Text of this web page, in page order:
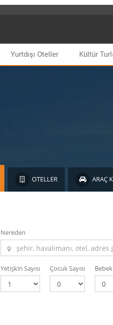
Yurtdışı Oteller Kültür
OTELLER ARAÇ
Nereden
Yetişkin Sayısı Çocuk Sayısı Bebek